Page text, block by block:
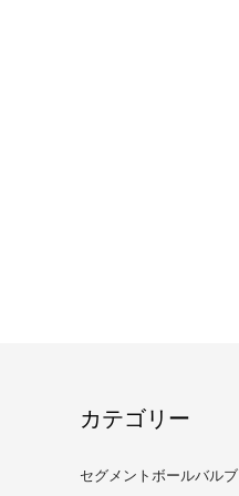
カテゴリー
セグメントボールバルブ